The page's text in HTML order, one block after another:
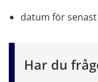
datum för
Har du